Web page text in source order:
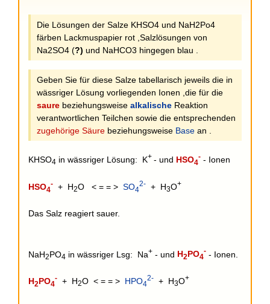
Die Lösungen der Salze KHSO4 und NaH2Po4
färben Lackmuspapier rot ,Salzlösungen von
Na2SO4 (?) und NaHCO3 hingegen blau .
Geben Sie für diese Salze tabellarisch jeweils die in
wässriger Lösung vorliegenden Ionen ,die für die
saure beziehungsweise alkalische Reaktion
verantwortlichen Teilchen sowie die entsprechenden
zugehörige Säure beziehungsweise Base an .
KHSO4 in wässriger Lösung: K+ - und HSO4
- - Ionen
HSO4
- + H2O < = = > SO4
2- + H3O+
Das Salz reagiert sauer.
NaH2PO4 in wässriger Lsg: Na+ - und H2PO4
- - Ionen.
H2PO4
- + H2O < = = > HPO4
2- + H3O+